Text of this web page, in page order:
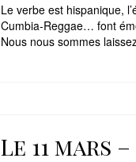
Le verbe est hispanique,
Cumbia-Reggae… font
Nous nous sommes
Le 11 mars